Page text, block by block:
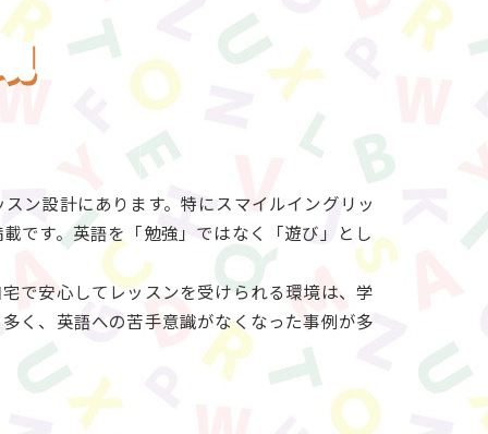
ン設計にあります。特にスマイルイングリッ
です。英語を「勉強」ではなく「遊び」とし
で安心してレッスンを受けられる環境は、学
く、英語への苦手意識がなくなった事例が多